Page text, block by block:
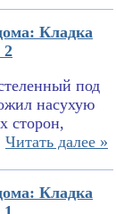
Кладка
2
под
насухую
сторон,
Читать далее »
Кладка